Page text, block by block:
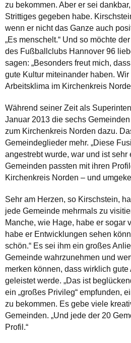
zu bekommen. Aber er sei
Strittiges gegeben habe.
wenn er nicht das Ganze auch
„Es menschelt.“ Und so möchte
des Fußballclubs Hannover 96
sagen: „Besonders freut mich,
gute Kultur miteinander haben.
Arbeitsklima im Kirchenkreis
Während seiner Zeit als
Januar 2013 die sechs
zum Kirchenkreis Norden dazu.
Gemeindeglieder mehr. „Diese
angestrebt wurde, war und ist sehr
Gemeinden passten mit ihren
Kirchenkreis Norden – und
Sehr am Herzen, so Kirschstein,
jede Gemeinde mehrmals zu
Manche, wie Hage, habe er sogar
habe er Entwicklungen sehen
schön.“ Es sei ihm ein großes
Gemeinde wahrzunehmen und
merken können, dass wirklich
geleistet werde. „Das ist
ein „großes Privileg“ empfunden,
zu bekommen. Es gebe viele
Gemeinden. „Und jede der 20
Profil.“